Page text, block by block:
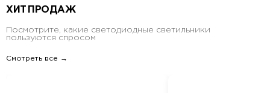
ХИТ ПРОДАЖ
Посмотрите, какие светодиодные светильники
пользуются спросом
Смотреть все →